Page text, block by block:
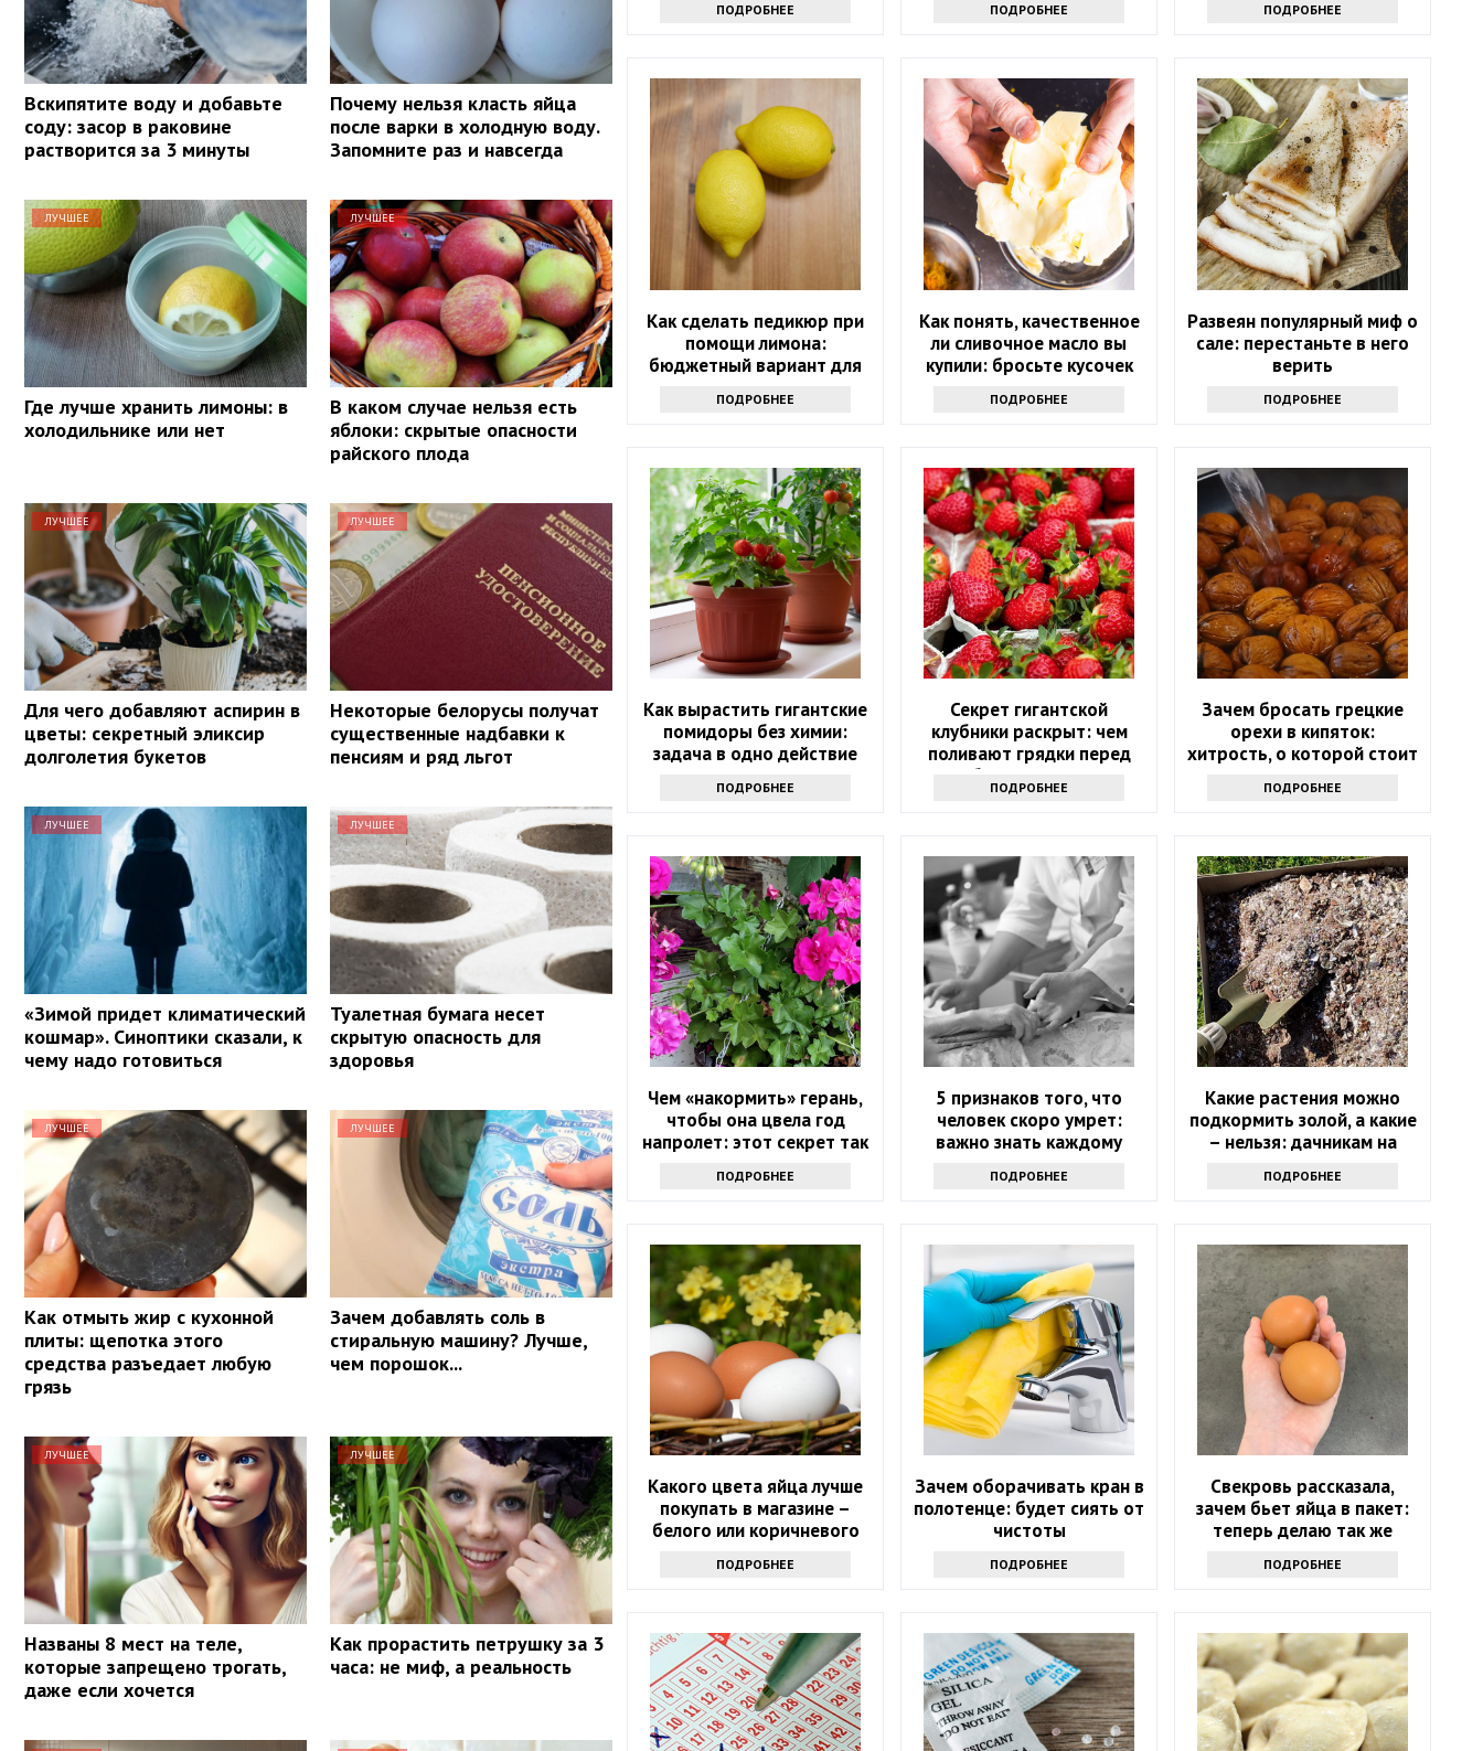
Вскипятите воду и добавьте
соду: засор в раковине
растворится за 3 минуты
Почему нельзя класть яйца
после варки в холодную воду.
Запомните раз и навсегда
ЛУЧШЕЕ
Где лучше хранить лимоны: в
холодильнике или нет
ЛУЧШЕЕ
В каком случае нельзя есть
яблоки: скрытые опасности
райского плода
ЛУЧШЕЕ
Для чего добавляют аспирин в
цветы: секретный эликсир
долголетия букетов
ЛУЧШЕЕ
Некоторые белорусы получат
существенные надбавки к
пенсиям и ряд льгот
ЛУЧШЕЕ
«Зимой придет климатический
кошмар». Синоптики сказали, к
чему надо готовиться
ЛУЧШЕЕ
Туалетная бумага несет
скрытую опасность для
здоровья
ЛУЧШЕЕ
Как отмыть жир с кухонной
плиты: щепотка этого
средства разъедает любую
грязь
ЛУЧШЕЕ
Зачем добавлять соль в
стиральную машину? Лучше,
чем порошок...
ЛУЧШЕЕ
Названы 8 мест на теле,
которые запрещено трогать,
даже если хочется
ЛУЧШЕЕ
Как прорастить петрушку за 3
часа: не миф, а реальность
ПОДРОБНЕЕ ПОДРОБНЕЕ ПОДРОБНЕЕ
Как сделать педикюр при
помощи лимона:
бюджетный вариант для
ПОДРОБНЕЕ
Как понять, качественное
ли сливочное масло вы
купили: бросьте кусочек
ПОДРОБНЕЕ
Развеян популярный миф о
сале: перестаньте в него
верить
ПОДРОБНЕЕ
Как вырастить гигантские
помидоры без химии:
задача в одно действие
ПОДРОБНЕЕ
Секрет гигантской
клубники раскрыт: чем
поливают грядки перед
сбором урожая
ПОДРОБНЕЕ
Зачем бросать грецкие
орехи в кипяток:
хитрость, о которой стоит
ПОДРОБНЕЕ
Чем «накормить» герань,
чтобы она цвела год
напролет: этот секрет так
ПОДРОБНЕЕ
5 признаков того, что
человек скоро умрет:
важно знать каждому
ПОДРОБНЕЕ
Какие растения можно
подкормить золой, а какие
– нельзя: дачникам на
ПОДРОБНЕЕ
Какого цвета яйца лучше
покупать в магазине –
белого или коричневого
ПОДРОБНЕЕ
Зачем оборачивать кран в
полотенце: будет сиять от
чистоты
ПОДРОБНЕЕ
Свекровь рассказала,
зачем бьет яйца в пакет:
теперь делаю так же
ПОДРОБНЕЕ